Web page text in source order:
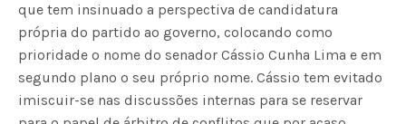
que tem insinuado a perspectiva de candidatura
própria do partido ao governo, colocando como
prioridade o nome do senador Cássio Cunha Lima e em
segundo plano o seu próprio nome. Cássio tem evitado
imiscuir-se nas discussões internas para se reservar